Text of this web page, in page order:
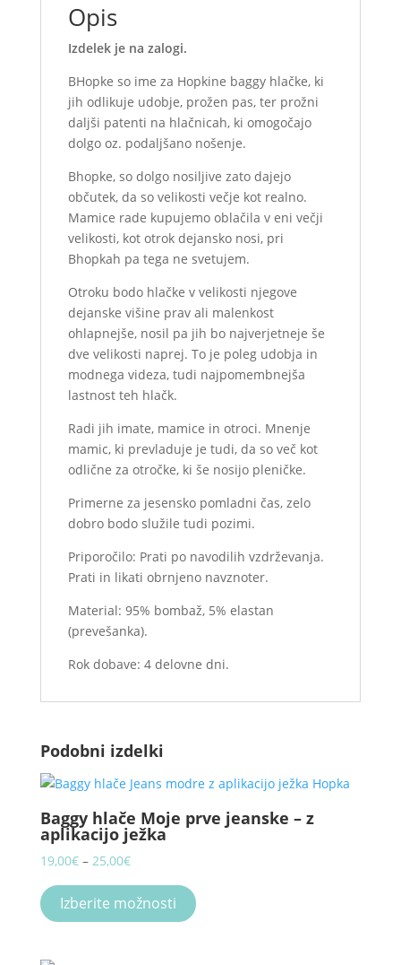
Opis
Izdelek je na zalogi.
BHopke so ime za Hopkine baggy hlačke, ki
jih odlikuje udobje, prožen pas, ter prožni
daljši patenti na hlačnicah, ki omogočajo
dolgo oz. podaljšano nošenje.
Bhopke, so dolgo nosiljive zato dajejo
občutek, da so velikosti večje kot realno.
Mamice rade kupujemo oblačila v eni večji
velikosti, kot otrok dejansko nosi, pri
Bhopkah pa tega ne svetujem.
Otroku bodo hlačke v velikosti njegove
dejanske višine prav ali malenkost
ohlapnejše, nosil pa jih bo najverjetneje še
dve velikosti naprej. To je poleg udobja in
modnega videza, tudi najpomembnejša
lastnost teh hlačk.
Radi jih imate, mamice in otroci. Mnenje
mamic, ki prevladuje je tudi, da so več kot
odlične za otročke, ki še nosijo pleničke.
Primerne za jesensko pomladni čas, zelo
dobro bodo služile tudi pozimi.
Priporočilo: Prati po navodilih vzdrževanja.
Prati in likati obrnjeno navznoter.
Material: 95% bombaž, 5% elastan
(prevešanka).
Rok dobave: 4 delovne dni.
Podobni izdelki
Baggy hlače Moje prve jeanske – z
aplikacijo ježka
19,00€ – 25,00€Price
19,00€
through
Izberite možnosti
product